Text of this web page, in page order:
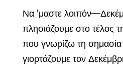
Να ’μαστε
πλησιάζουμε στο τέλος
που γνωρίζω τη
γιορτάζουμε τον